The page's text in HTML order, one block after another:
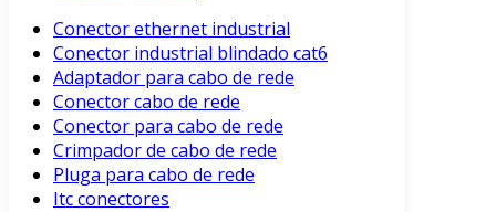
Conector ethernet industrial
Conector industrial blindado cat6
Adaptador para cabo de rede
Conector cabo de rede
Conector para cabo de rede
Crimpador de cabo de rede
Pluga para cabo de rede
Itc conectores